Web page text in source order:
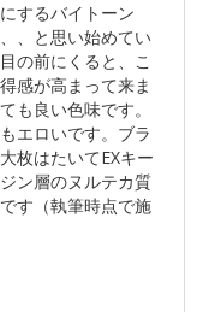
するバイトーン
、と思い始めてい
の前にくると、こ
感が高まって来ま
も良い色味です。
エロいです。ブラ
枚はたいてEXキー
ン層のヌルテカ質
す（執筆時点で施